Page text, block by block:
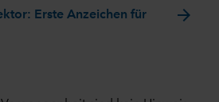
Erste Anzeichen für
arrow_forward